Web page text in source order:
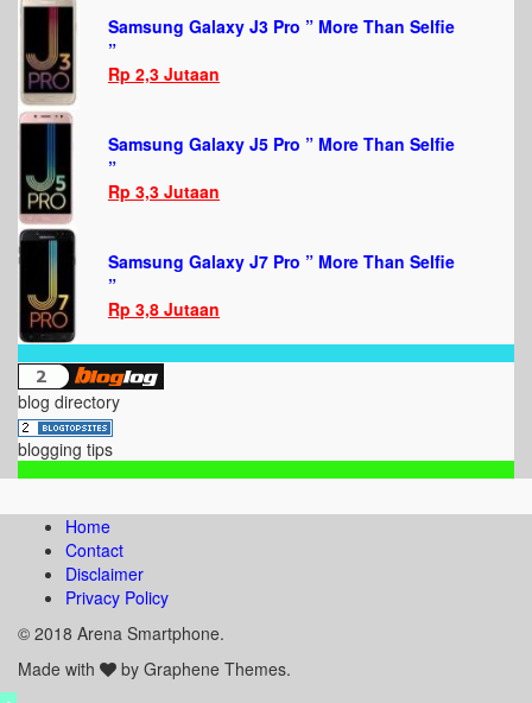
Samsung Galaxy J3 Pro ” More Than Selfie
”
Rp 2,3 Jutaan
Samsung Galaxy J5 Pro ” More Than Selfie
”
Rp 3,3 Jutaan
Samsung Galaxy J7 Pro ” More Than Selfie
”
Rp 3,8 Jutaan
blog directory
blogging tips
Home
Contact
Disclaimer
Privacy Policy
© 2018 Arena Smartphone.
Made with
by Graphene Themes.